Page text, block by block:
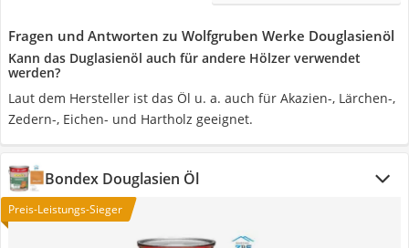
Fragen und Antworten zu Wolfgruben Werke Douglasienöl
Kann das Duglasienöl auch für andere Hölzer verwendet
werden?
Laut dem Hersteller ist das Öl u. a. auch für Akazien-, Lärchen-,
Zedern-, Eichen- und Hartholz geeignet.
Bondex Douglasien Öl
Preis-Leistungs-Sieger